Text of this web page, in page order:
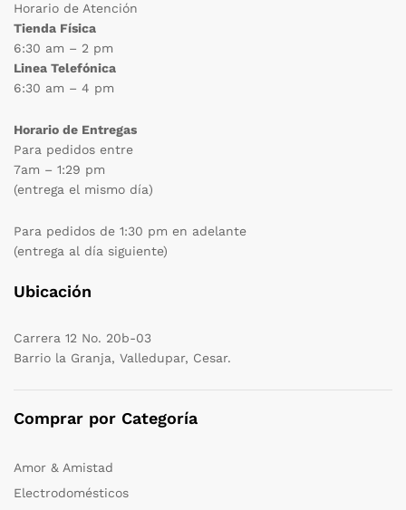
Horario de Atención
Tienda Física
6:30 am – 2 pm
Linea Telefónica
6:30 am – 4 pm
Horario de Entregas
Para pedidos entre
7am – 1:29 pm
(entrega el mismo día)
Para pedidos de 1:30 pm en adelante
(entrega al día siguiente)
Ubicación
Carrera 12 No. 20b-03
Barrio la Granja, Valledupar, Cesar.
Comprar por Categoría
Amor & Amistad
Electrodomésticos